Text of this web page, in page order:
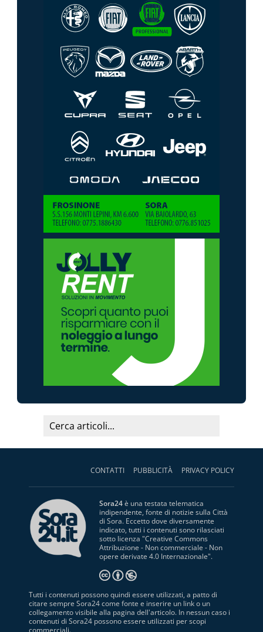
CONTATTI PUBBLICITÀ PRIVACY POLICY
Sora24è una testata telematica
indipendente, fonte di notizie sulla Città
di Sora. Eccetto dove diversamente
indicato, tutti i contenuti sono rilasciati
sotto licenza "Creative Commons
Attribuzione - Non commerciale - Non
opere derivate 4.0 Internazionale".
Tutti i contenuti possono quindi essere utilizzati, a patto di
citare sempre Sora24 come fonte e inserire un link o un
collegamento visibile alla pagina dell'articolo. In nessun caso i
contenuti di Sora24 possono essere utilizzati per scopi